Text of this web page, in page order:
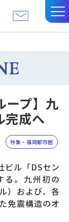
ープ】九
完成へ
特集・福岡都市圏
ビル「DSセン
る。九州初の
）および、各
免震構造のオ